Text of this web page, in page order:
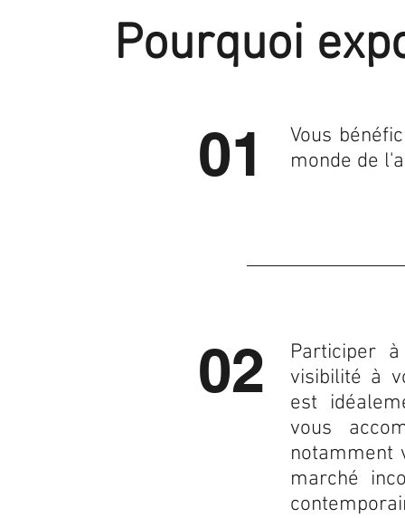
Pourquoi
01
Vous
monde de
02
Participer
visibilité à
est
vous
notamment
marché